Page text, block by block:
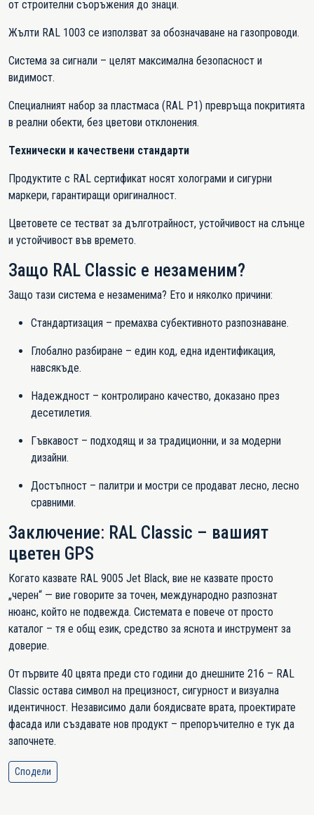
от строителни съоръжения до знаци.
Жълти RAL 1003 се използват за обозначаване на газопроводи.
Система за сигнали – целят максимална безопасност и
видимост.
Специалният набор за пластмаса (RAL P1) превръща покритията
в реални обекти, без цветови отклонения.
Технически и качествени стандарти
Продуктите с RAL сертификат носят холограми и сигурни
маркери, гарантиращи оригиналност.
Цветовете се тестват за дълготрайност, устойчивост на слънце
и устойчивост във времето.
Защо RAL Classic е незаменим?
Защо тази система е незаменима? Ето и няколко причини:
Стандартизация – премахва субективното разпознаване.
Глобално разбиране – един код, една идентификация,
навсякъде.
Надеждност – контролирано качество, доказано през
десетилетия.
Гъвкавост – подходящ и за традиционни, и за модерни
дизайни.
Достъпност – палитри и мостри се продават лесно, лесно
сравними.
Заключение: RAL Classic – вашият
цветен GPS
Когато казвате RAL 9005 Jet Black, вие не казвате просто
„черен“ — вие говорите за точен, международно разпознат
нюанс, който не подвежда. Системата е повече от просто
каталог – тя е общ език, средство за яснота и инструмент за
доверие.
От първите 40 цвята преди сто години до днешните 216 – RAL
Classic остава символ на прецизност, сигурност и визуална
идентичност. Независимо дали боядисвате врата, проектирате
фасада или създавате нов продукт – препоръчително е тук да
започнете.
Сподели